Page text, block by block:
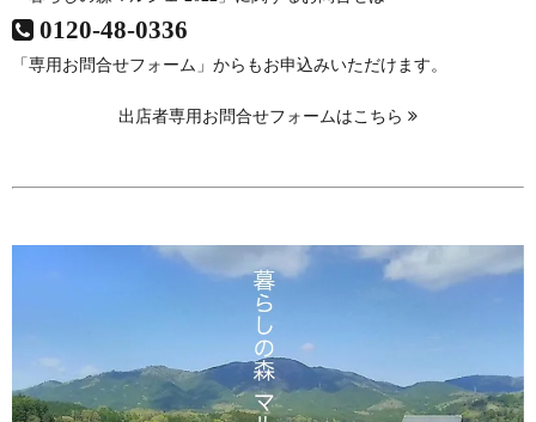
0120-48-0336
「専用お問合せフォーム」からもお申込みいただけます。
出店者専用お問合せフォームはこちら